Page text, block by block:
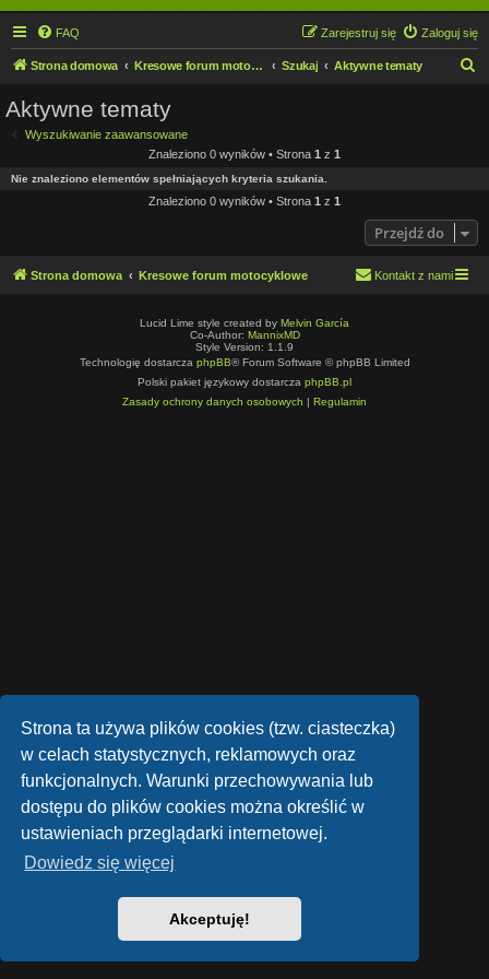
Strona ta używa plików cookies (tzw. ciasteczka)
w celach statystycznych, reklamowych oraz
funkcjonalnych. Warunki przechowywania lub
dostępu do plików cookies można określić w
ustawieniach przeglądarki internetowej.
Dowiedz się więcej
Akceptuję!
FAQ Zaloguj się
Zarejestruj się
Strona domowa Kresowe forum motocyklowe Szukaj Aktywne tematy
Aktywne tematy
Wyszukiwanie zaawansowane
Znaleziono 0 wyników • Strona 1 z 1
Nie znaleziono elementów spełniających kryteria szukania.
Znaleziono 0 wyników • Strona 1 z 1
Przejdź do
Strona domowa Kresowe forum motocyklowe Kontakt z nami
Lucid Lime style created by Melvin García
Co-Author: MannixMD
Style Version: 1.1.9
Technologię dostarcza phpBB® Forum Software © phpBB Limited
Polski pakiet językowy dostarcza phpBB.pl
Zasady ochrony danych osobowych | Regulamin